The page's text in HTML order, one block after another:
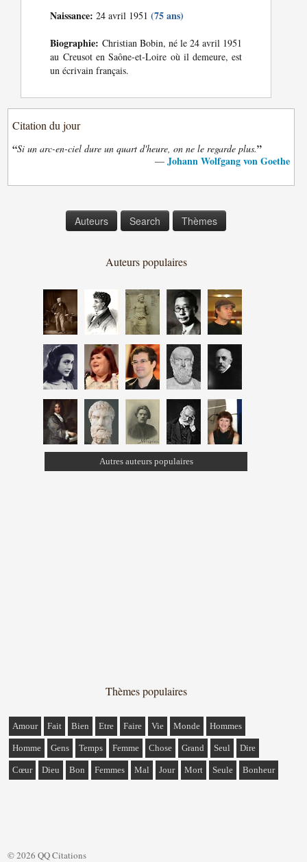
Naissance: 24 avril 1951(75 ans)
Biographie: Christian Bobin, né le 24 avril 1951
au Creusot en Saône-et-Loire où il demeure, est
un écrivain français.
Citation du jour
“Si un arc-en-ciel dure un quart d'heure, on ne le regarde plus.”
— Johann Wolfgang von Goethe
Auteurs Search Thèmes
Auteurs populaires
Autres auteurs populaires
Thèmes populaires
Amour Fait Bien Etre Faire Vie Monde Hommes
Homme Gens Temps Femme Chose Grand Seul Dire
Cœur Dieu Bon Femmes Mal Jour Mort Seule Bonheur
© 2026 QQ Citations